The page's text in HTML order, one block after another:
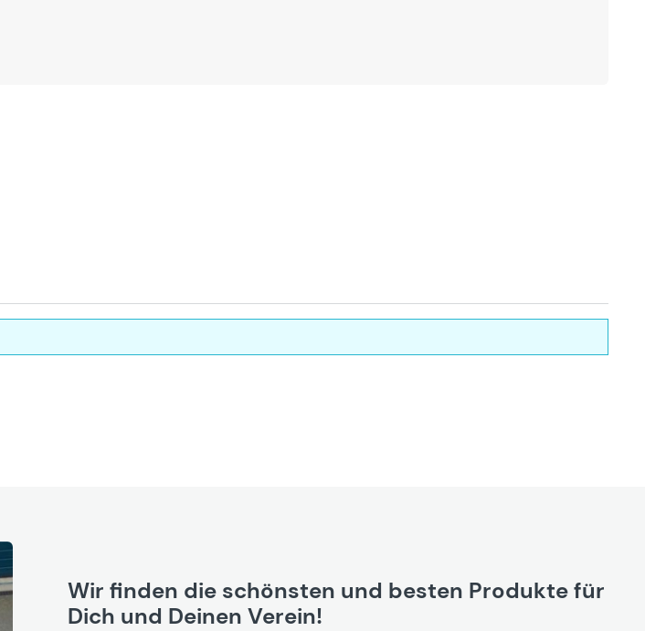
Wir finden die schönsten und besten Produkte für
Dich und Deinen Verein!